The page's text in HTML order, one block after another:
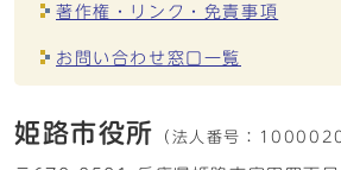
著作権・リンク・免責事項
お問い合わせ窓口一覧
姫路市役所 （法人番号：